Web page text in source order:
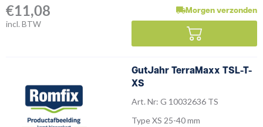
€11,08
incl. BTW
Morgen verzonden
GutJahr TerraMaxx TSL-T-
XS
Art. Nr: G 10032636 TS
Type XS 25-40 mm